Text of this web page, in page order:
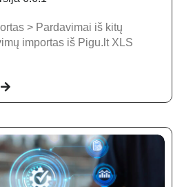
> Pardavimai iš kitų
importas iš Pigu.lt XLS